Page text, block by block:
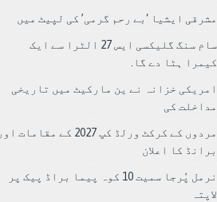
مشرقی ایشیا ‘بے رحم گرمی’ کی لپیٹ میں
سام سنگ گلیکسی ایس 27 الٹرا سے ایک
کیمرا ہٹا دے گا.
امریکی خزانہ نے ین مارکیٹ میں تاریخی
مداخلت کی
مردوں کے کرکٹ ورلڈ کپ 2027 کے مقامات اور
برانڈ کا اعلان
نرمل پُرجا سمیت 10 کوہ پیما براڈ پیک پر
لاپتہ